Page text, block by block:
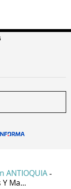
ANTIOQUIA -
Ma...